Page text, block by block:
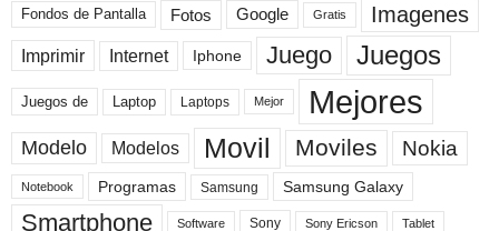
Fondos de Pantalla Fotos Google Gratis Imagenes
Imprimir Internet Iphone Juego Juegos
Juegos de Laptop Laptops Mejor Mejores
Modelo Modelos Movil Moviles Nokia
Notebook Programas Samsung Samsung Galaxy
Smartphone Software Sony Sony Ericson Tablet